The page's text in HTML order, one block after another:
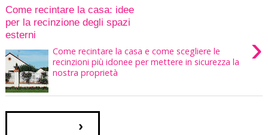
Come recintare la casa: idee
per la recinzione degli spazi
esterni
›
Come recintare la casa e come scegliere le
recinzioni più idonee per mettere in sicurezza la
nostra proprietà
›